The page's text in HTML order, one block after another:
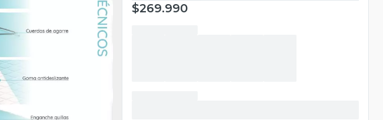
$269.990